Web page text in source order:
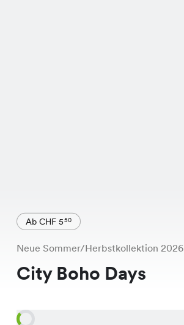
Ab CHF 550
Neue Sommer/Herbstkollektion 2026
City Boho Days